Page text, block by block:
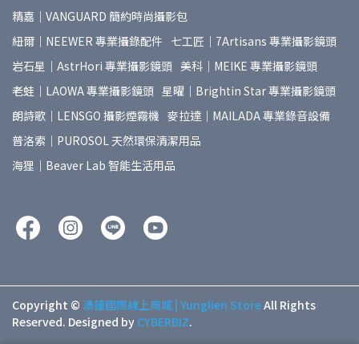
精嘉｜VANGUARD 簡約時尚攝影包
紐爾｜NEEWER 專業攝錄配件 七工匠｜7Artisans 專業攝影鏡頭
岩石星｜AstrHori 專業攝影鏡頭 美科｜MEIKE 專業攝影鏡頭
老蛙｜LAOWA 專業攝影鏡頭 星曜｜Brightin Star 專業攝影鏡頭
朗詩歌｜LENSGO 攝影煙霧機 麥拉達｜MAILADA 專業錄音設備
普洛索｜PUROSOL 天然環保清潔用品
海狸｜Beaver Lab 智能生活用品
Copyright © 湧蓮國際線上商城 | Yunglien StoreAll Rights
Reserved. Designed by CYBERBIZ.